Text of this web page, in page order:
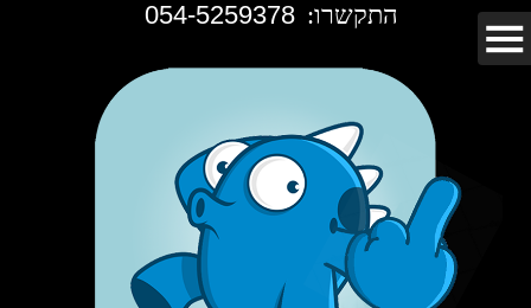
התקשרו: 054-5259378